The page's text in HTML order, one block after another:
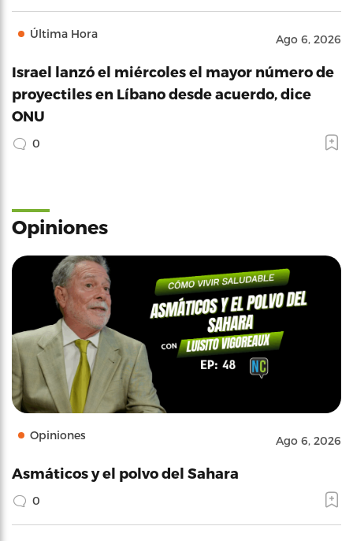
Última Hora Ago 6, 2026
Israel lanzó el miércoles el mayor número de
proyectiles en Líbano desde acuerdo, dice
ONU
0
Opiniones
Opiniones Ago 6, 2026
Asmáticos y el polvo del Sahara
0